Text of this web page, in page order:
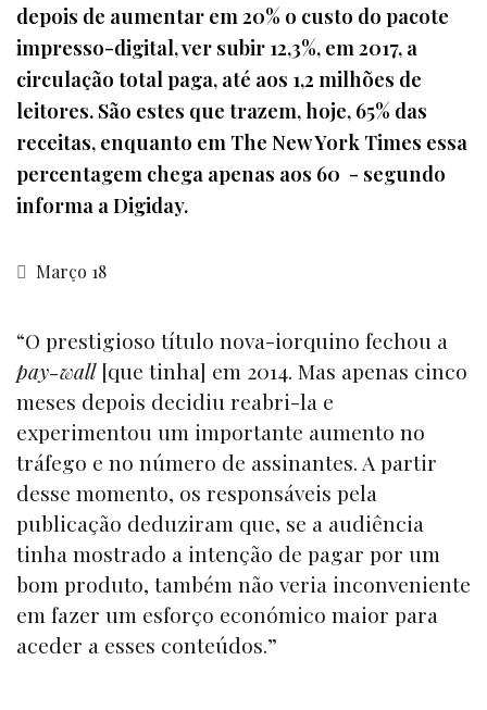
depois de aumentar em 20% o custo do pacote
impresso-digital, ver subir 12,3%, em 2017, a
circulação total paga, até aos 1,2 milhões de
leitores. São estes que trazem, hoje, 65% das
receitas, enquanto em The New York Times essa
percentagem chega apenas aos 60 - segundo
informa a Digiday.
Março 18
“O prestigioso título nova-iorquino fechou a
pay-wall[que tinha] em 2014. Mas apenas cinco
meses depois decidiu reabri-la e
experimentou um importante aumento no
tráfego e no número de assinantes. A partir
desse momento, os responsáveis pela
publicação deduziram que, se a audiência
tinha mostrado a intenção de pagar por um
bom produto, também não veria inconveniente
em fazer um esforço económico maior para
aceder a esses conteúdos.”